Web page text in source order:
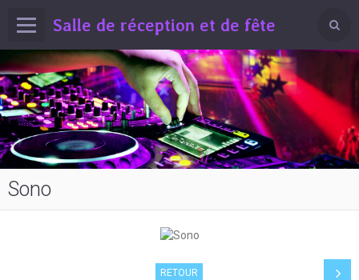
Salle de réception et de fête
Sono
RETOUR